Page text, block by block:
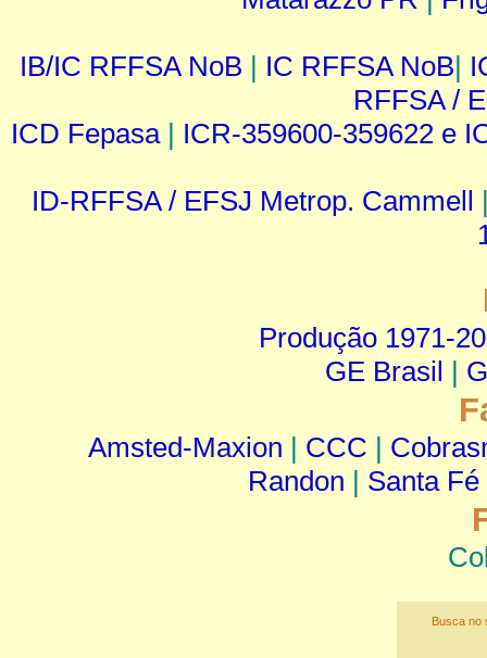
IB/IC RFFSA NoB | IC RFFSA NoB|
RFFSA /
ICD Fepasa| ICR-359600-359622 e
ID-RFFSA / EFSJ Metrop. Cammell
Produção 1971-
GE Brasil |
Amsted-Maxion | CCC |
Randon | Santa Fé
Busca no